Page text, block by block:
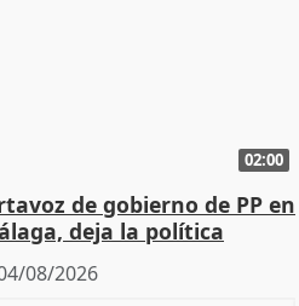
02:00
de gobierno de PP en
deja la política
08/2026